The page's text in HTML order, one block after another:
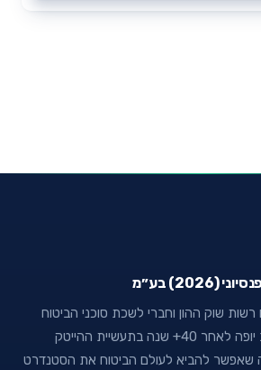
בע״מ
שוק ההון וחברי לשכת סוכני הביטוח
בישראל. נוסדה ע״י זאב יופה לאחר 40+ שנה בתעשיית ההייטק
שאפשר להביא לעולם הביטוח את הסטנדרט